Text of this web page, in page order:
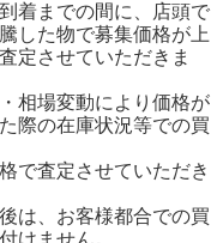
着までの間に、店頭で
した物で募集価格が上
定させていただきま
相場変動により価格が
際の在庫状況等での買
で査定させていただき
は、お客様都合での買
けません。